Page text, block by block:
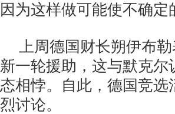
因为这样做可能使不确
上周德国财长朔伊布
新一轮援助，这与默克
态相悖。自此，德国竞
烈讨论。